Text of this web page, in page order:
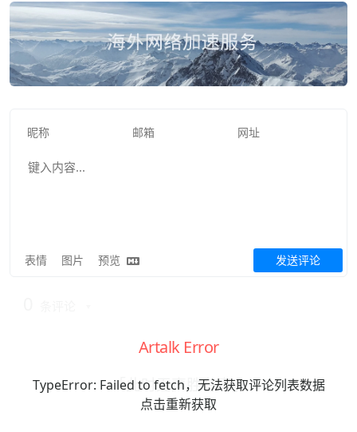
表情 图片 预览 发送评论
「此时无声胜有声」
Artalk Error
TypeError: Failed to fetch，无法获取评论列表数据
点击重新获取